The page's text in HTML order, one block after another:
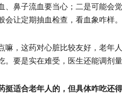
、鼻子流血要当心；二是可能会
会让定期抽血检查，看血象咋样。
，这药对心脏比较友好，老年人
。要是实在难受，医生还能调剂量
挺适合老年人的，但具体咋吃还